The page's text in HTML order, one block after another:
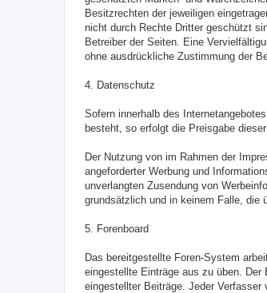
Besitzrechten der jeweiligen
nicht durch Rechte Dritter geschützt
Betreiber der Seiten. Eine
ohne ausdrückliche Zustimmung der
4. Datenschutz
Sofern innerhalb des
besteht, so erfolgt die Preisgabe
Der Nutzung von im Rahmen der
angeforderter Werbung und
unverlangten Zusendung von
grundsätzlich und in keinem Falle, die
5. Forenboard
Das bereitgestellte Foren-System
eingestellte Einträge aus zu üben. Der
eingestellter Beiträge. Jeder